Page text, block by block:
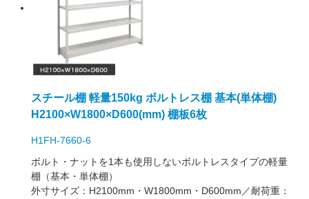
スチール棚 軽量150kg ボルトレス棚 基本(単体棚)
H2100×W1800×D600(mm) 棚板6枚
H1FH-7660-6
ボルト・ナットを1本も使用しないボルトレスタイプの軽量
棚（基本・単体棚）
外寸サイズ：H2100mm・W1800mm・D600mm／耐荷重：